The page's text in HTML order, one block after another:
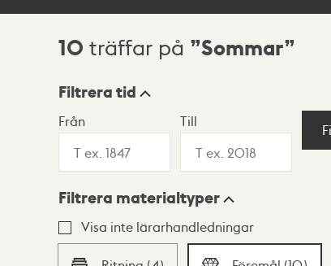
Sökresultat
10 träffar på Sommar
Visningsläge
Lista Karta
Filtrera tid
Från Till
Filtrera materialtyper
Visa inte lärarhandledningar